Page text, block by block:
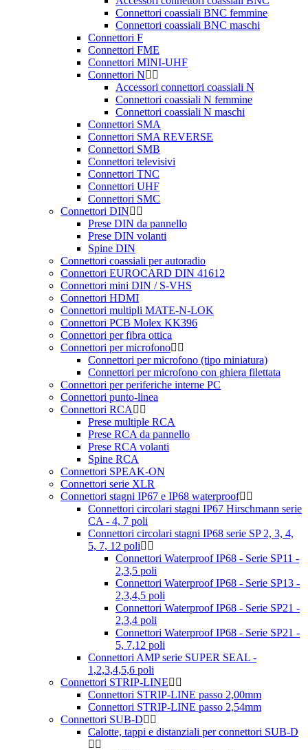
Connettori coassiali BNC femmine
Connettori coassiali BNC maschi
Connettori F
Connettori FME
Connettori MINI-UHF
Connettori N
Accessori connettori coassiali N
Connettori coassiali N femmine
Connettori coassiali N maschi
Connettori SMA
Connettori SMA REVERSE
Connettori SMB
Connettori televisivi
Connettori TNC
Connettori UHF
Connettori SMC
Connettori DIN
Prese DIN da pannello
Prese DIN volanti
Spine DIN
Connettori coassiali per autoradio
Connettori EUROCARD DIN 41612
Connettori mini DIN / S-VHS
Connettori HDMI
Connettori multipli MATE-N-LOK
Connettori PCB Molex KK396
Connettori per fibra ottica
Connettori per microfono
Connettori per microfono (tipo miniatura)
Connettori per microfono con ghiera filettata
Connettori per periferiche interne PC
Connettori punto-linea
Connettori RCA
Prese multiple RCA
Prese RCA da pannello
Prese RCA volanti
Spine RCA
Connettori SPEAK-ON
Connettori serie XLR
Connettori stagni IP67 e IP68 waterproof
Connettori circolari stagni IP67 Hirschmann serie
CA - 4, 7 poli
Connettori circolari stagni IP68 serie SP 2, 3, 4,
5, 7, 12 poli
Connettori Waterproof IP68 - Serie SP11 -
2,3,5 poli
Connettori Waterproof IP68 - Serie SP13 -
2,3,4,5 poli
Connettori Waterproof IP68 - Serie SP21 -
2,3,4 poli
Connettori Waterproof IP68 - Serie SP21 -
5, 7,12 poli
Connettori AMP serie SUPER SEAL -
1,2,3,4,5,6 poli
Connettori STRIP-LINE
Connettori STRIP-LINE passo 2,00mm
Connettori STRIP-LINE passo 2,54mm
Connettori SUB-D
Calotte, tappi e distanziali per connettori SUB-D